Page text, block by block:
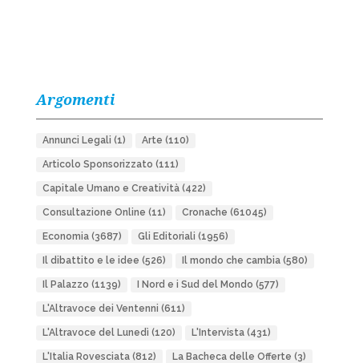
Argomenti
Annunci Legali (1) Arte (110)
Articolo Sponsorizzato (111)
Capitale Umano e Creatività(422)
Consultazione Online (11) Cronache (61045)
Economia(3687) Gli Editoriali (1956)
Il dibattito e le idee (526) Il mondo che cambia(580)
Il Palazzo (1139) I Nord e i Sud del Mondo (577)
L'Altravoce dei Ventenni (611)
L'Altravoce del Lunedì (120) L'Intervista(431)
L'Italia Rovesciata(812) La Bacheca delle Offerte (3)